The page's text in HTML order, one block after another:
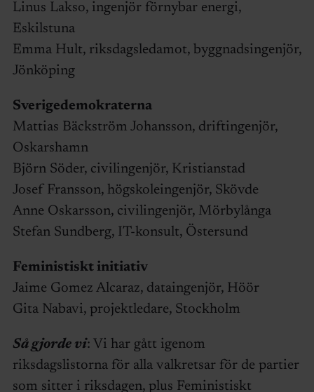
Linus Lakso, ingenjör förnybar energi,
Eskilstuna
Emma Hult, riksdagsledamot, byggnadsingenjör,
Jönköping
Sverigedemokraterna
Mattias Bäckström Johansson, driftingenjör,
Oskarshamn
Björn Söder, civilingenjör, Kristianstad
Josef Fransson, högskoleingenjör, Skövde
Anne Oskarsson, civilingenjör, Mörbylånga
Stefan Sundberg, IT-konsult, Östersund
Feministiskt initiativ
Jaime Gomez Alcaraz, dataingenjör, Höör
Gita Nabavi, projektledare, Stockholm
Så gjorde vi: Vi har gått igenom
riksdagslistorna för alla valkretsar för de partier
som sitter i riksdagen, plus Feministiskt